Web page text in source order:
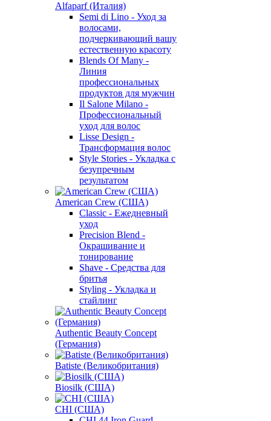
Alfaparf (Италия)
Semi di Lino - Уход за
волосами,
подчеркивающий вашу
естественную красоту
Blends Of Many -
Линия
профессиональных
продуктов для мужчин
Il Salone Milano -
Профессиональный
уход для волос
Lisse Design -
Трансформация волос
Style Stories - Укладка с
безупречным
результатом
American Crew (США)
Classic - Ежедневный
уход
Precision Blend -
Окрашивание и
тонирование
Shave - Средства для
бритья
Styling - Укладка и
стайлинг
Authentic Beauty Concept
(Германия)
Batiste (Великобритания)
Biosilk (США)
CHI (США)